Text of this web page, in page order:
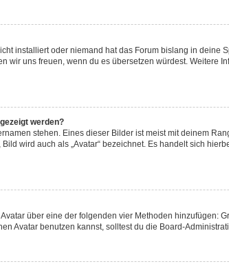
installiert oder niemand hat das Forum bislang in deine
wir uns freuen, wenn du es übersetzen würdest. Weitere
werden?
stehen. Eines dieser Bilder ist meist mit deinem
wird auch als „Avatar“ bezeichnet. Es handelt sich
über eine der folgenden vier Methoden
Avatar benutzen kannst, solltest du die Board-